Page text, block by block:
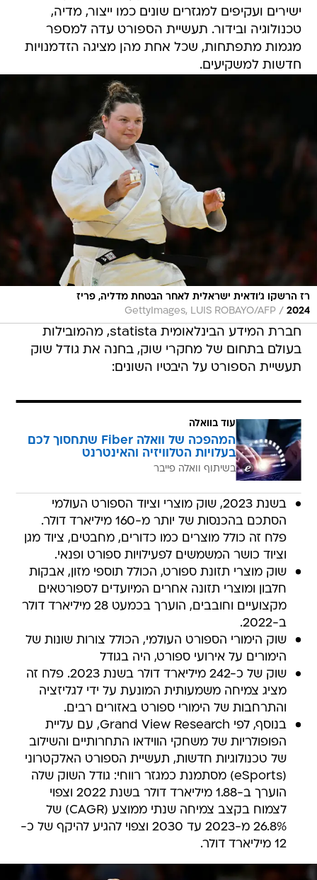
ישירים ועקיפים למגזרים שונים כמו ייצור, מדיה,
טכנולוגיה ובידור. תעשיית הספורט עדה למספר
מגמות מתפתחות, שכל אחת מהן מציגה הזדמנויות
חדשות למשקיעים.
רז הרשקו ג'ודאית ישראלית לאחר הבטחת מדליה, פריז
2024
/
GettyImages, LUIS ROBAYO/AFP
חברת המידע הבינלאומית statista, מהמובילות
בעולם בתחום של מחקרי שוק, בחנה את גודל שוק
תעשיית הספורט על היבטיו השונים:
עוד בוואלה
המהפכה של וואלה Fiber שתחסוך לכם
בעלויות הטלוויזיה והאינטרנט
בשיתוף וואלה פייבר
בשנת 2023, שוק מוצרי וציוד הספורט העולמי
הסתכם בהכנסות של יותר מ-160 מיליארד דולר.
פלח זה כולל מוצרים כמו כדורים, מחבטים, ציוד מגן
וציוד כושר המשמשים לפעילויות ספורט ופנאי.
שוק מוצרי תזונת ספורט, הכולל תוספי מזון, אבקות
חלבון ומוצרי תזונה אחרים המיועדים לספורטאים
מקצועיים וחובבים, הוערך בכמעט 28 מיליארד דולר
ב-2022.
שוק הימורי הספורט העולמי, הכולל צורות שונות של
הימורים על אירועי ספורט, היה בגודל
שוק של כ-242 מיליארד דולר בשנת 2023. פלח זה
מציג צמיחה משמעותית המונעת על ידי לגליזציה
והתרחבות של הימורי ספורט באזורים רבים.
בנוסף, לפי Grand View Research, עם עליית
הפופולריות של משחקי הווידאו התחרותיים והשילוב
של טכנולוגיות חדשות, תעשיית הספורט האלקטרוני
(eSports) מסתמנת כמגזר רווחי: גודל השוק שלה
הוערך ב-1.88 מיליארד דולר בשנת 2022 וצפוי
לצמוח בקצב צמיחה שנתי ממוצע (CAGR) של
26.8% מ-2023 עד 2030 וצפוי להגיע להיקף של כ-
12 מיליארד דולר.